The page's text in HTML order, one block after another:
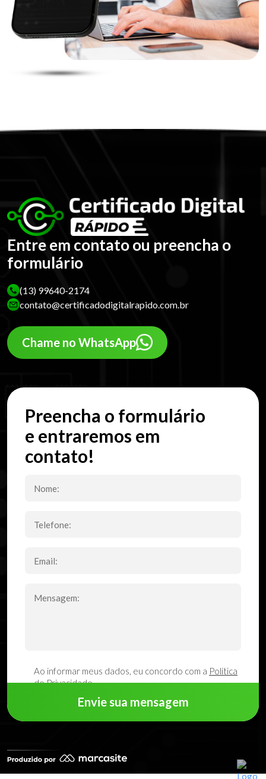
Entre em contato ou preencha o
formulário
(13) 99640-2174
contato@certificadodigitalrapido.com.br
Chame no WhatsApp
Preencha o formulário
e entraremos em
contato!
Ao informar meus dados, eu concordo com a Política
de Privacidade